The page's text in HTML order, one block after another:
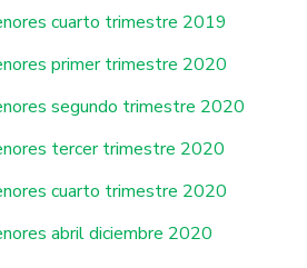
cuarto trimestre 2019
primer trimestre 2020
segundo trimestre 2020
tercer trimestre 2020
cuarto trimestre 2020
abril diciembre 2020